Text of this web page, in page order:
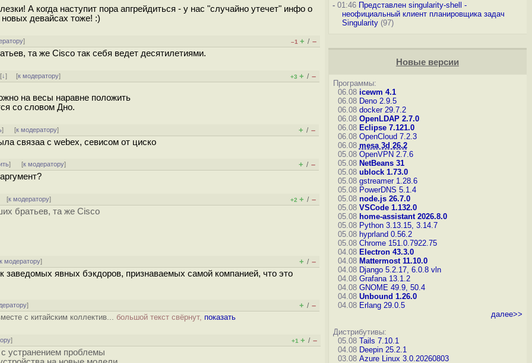
А когда наступит пора апгрейдиться - у нас "случайно утечет" инфо о
девайсах тоже! :)
] –1 + / –
та же Cisco так себя ведет десятилетиями.
[↓] [к модератору] +3 + / –
на весы наравне положить
со словом Дно.
] [к модератору] + / –
связаа с webex, севисом от циско
] [к модератору] + / –
[к модератору] +2 + / –
братьев, та же Cisco
к модератору] + / –
заведомых явных бэкдоров, признаваемых самой компанией, что это
] + / –
с китайским коллектив... большой текст свёрнут, показать
] +1 + / –
устранением проблемы
-01:46 Представлен singularity-shell -
неофициальный клиент планировщика задач
Singularity(97)
Новые версии
Программы:
06.08 icewm 4.1
06.08 Deno 2.9.5
06.08 docker 29.7.2
06.08 OpenLDAP 2.7.0
06.08 Eclipse 7.121.0
06.08 OpenCloud 7.2.3
06.08 mesa 3d 26.2
05.08 OpenVPN 2.7.6
05.08 NetBeans 31
05.08 ublock 1.73.0
05.08 gstreamer 1.28.6
05.08 PowerDNS 5.1.4
05.08 node.js 26.7.0
05.08 VSCode 1.132.0
05.08 home-assistant 2026.8.0
05.08 Python 3.13.15, 3.14.7
05.08 hyprland 0.56.2
05.08 Chrome 151.0.7922.75
04.08 Electron 43.3.0
04.08 Mattermost 11.10.0
04.08 Django 5.2.17, 6.0.8 vln
04.08 Grafana 13.1.2
04.08 GNOME 49.9, 50.4
04.08 Unbound 1.26.0
04.08 Erlang 29.0.5
далее>>
Дистрибутивы:
05.08 Tails 7.10.1
04.08 Deepin 25.2.1
03.08 Azure Linux 3.0.20260803